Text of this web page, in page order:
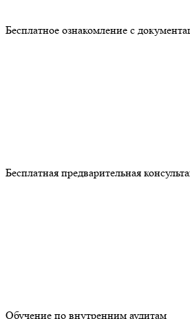
Бесплатное ознакомление с
Бесплатная предварительная
Обучение по внутренним аудитам